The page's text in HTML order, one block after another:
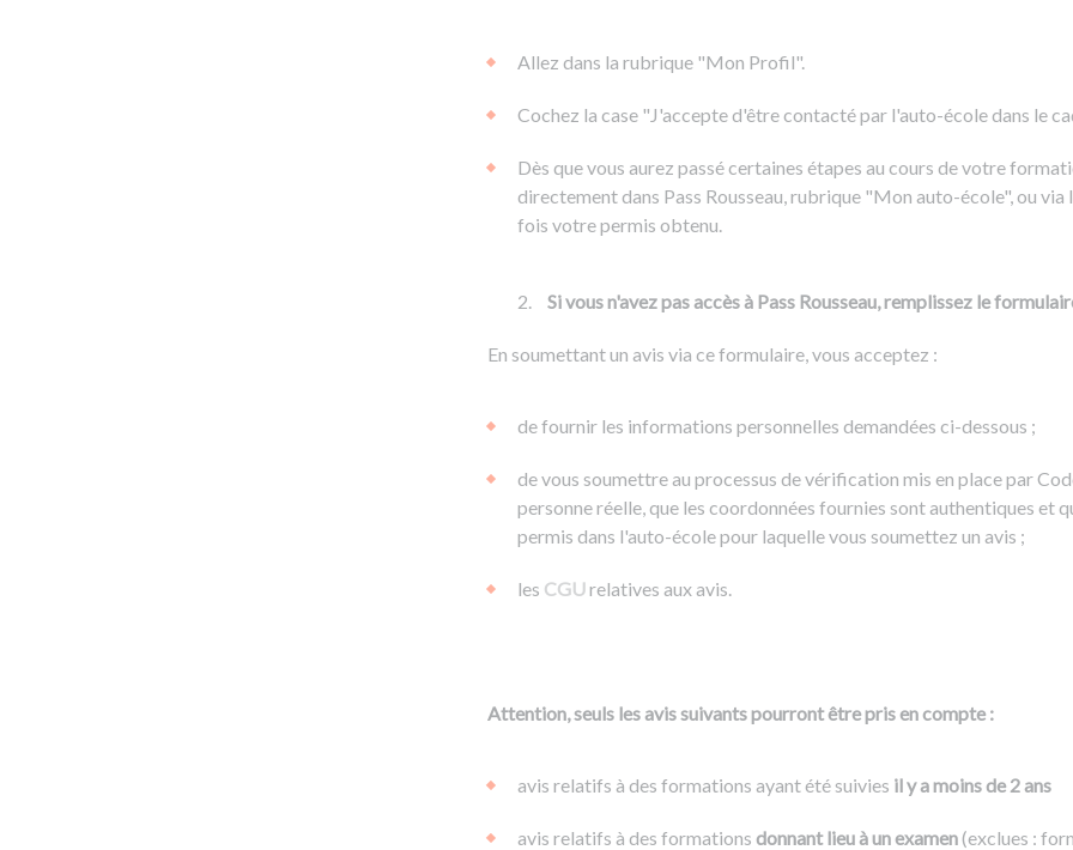
Allez dans la rubrique "Mon Profil".
Cochez la case "J'accepte d'être contacté par l'auto-école dans le
Dès que vous aurez passé certaines étapes au cours de votre
directement dans Pass Rousseau, rubrique "Mon auto-école", ou
fois votre permis obtenu.
Si vous n'avez pas accès à Pass Rousseau, remplissez le
En soumettant un avis via ce formulaire, vous acceptez :
de fournir les informations personnelles demandées ci-dessous ;
de vous soumettre au processus de vérification mis en place par
personne réelle, que les coordonnées fournies sont authentiques et
permis dans l'auto-école pour laquelle vous soumettez un avis ;
les CGUrelatives aux avis.
Attention, seuls les avis suivants pourront être pris en compte :
avis relatifs à des formations ayant été suivies il y a moins de 2 ans
avis relatifs à des formations donnant lieu à un examen(exclues :